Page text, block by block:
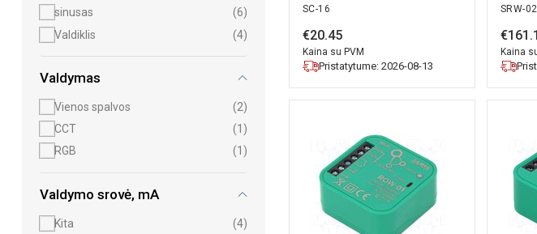
-15÷60°C ZAMEL
SC-16
€20.45
Kaina su PVM
Pristatytume: 2026-08-13
SRW-
€161 .
Kaina
sinusas
(6)
Valdiklis
(4)
Valdymas
Vienos spalvos
(2)
CCT
(1)
RGB
(1)
Valdymo srovė, mA
Kita (4)